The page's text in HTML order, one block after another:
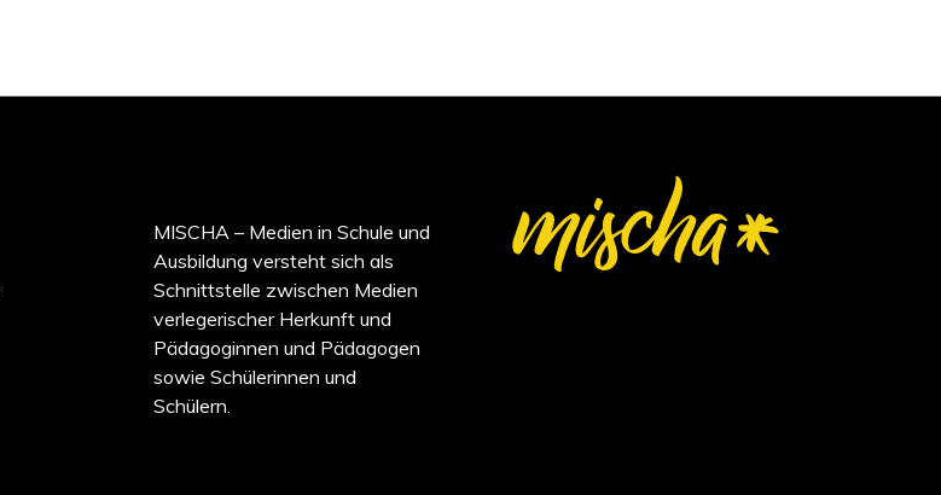
MISCHA – Medien in Schule und
Ausbildung versteht sich als
Schnittstelle zwischen Medien
verlegerischer Herkunft und
Pädagoginnen und Pädagogen
sowie Schülerinnen und
Schülern.